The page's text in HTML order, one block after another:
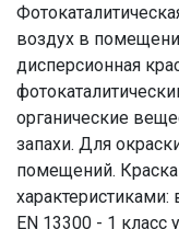
воздух в
дисперсионная
органические
запахи. Для
помещений.
характеристиками:
EN 13300 - 1 класс